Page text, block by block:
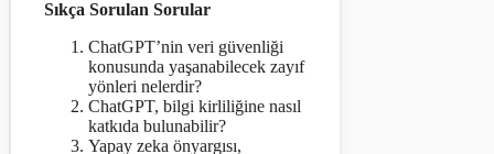
Sıkça Sorulan Sorular
ChatGPT’nin veri güvenliği
konusunda yaşanabilecek zayıf
yönleri nelerdir?
ChatGPT, bilgi kirliliğine nasıl
katkıda bulunabilir?
Yapay zeka önyargısı,